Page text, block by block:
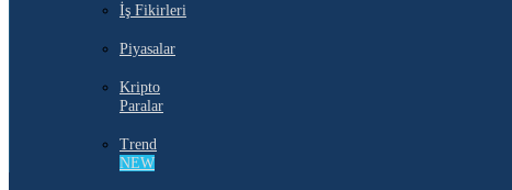
İş Fikirleri
Piyasalar
Kripto
Paralar
Trend
NEW